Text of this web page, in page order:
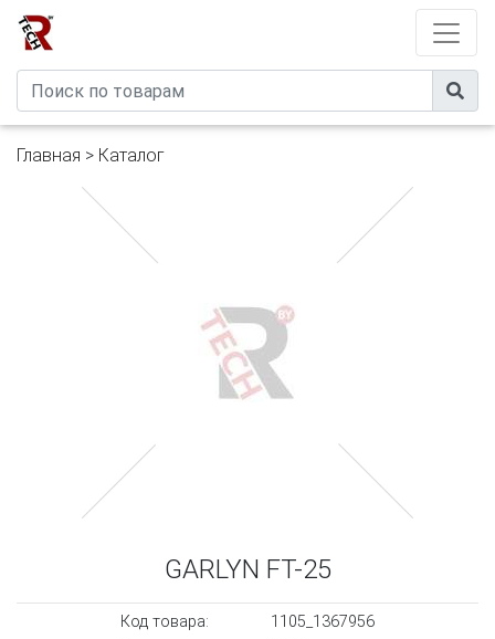
Главная > Каталог
GARLYN FT-25
Код товара:
1105_1367956